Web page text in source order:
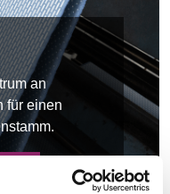
an
für einen